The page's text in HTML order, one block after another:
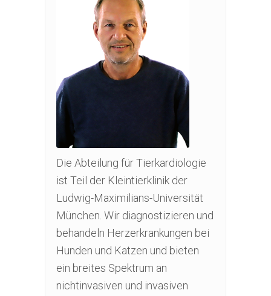
Die Abteilung für Tierkardiologie
ist Teil der Kleintierklinik der
Ludwig-Maximilians-Universität
München. Wir diagnostizieren und
behandeln Herzerkrankungen bei
Hunden und Katzen und bieten
ein breites Spektrum an
nichtinvasiven und invasiven